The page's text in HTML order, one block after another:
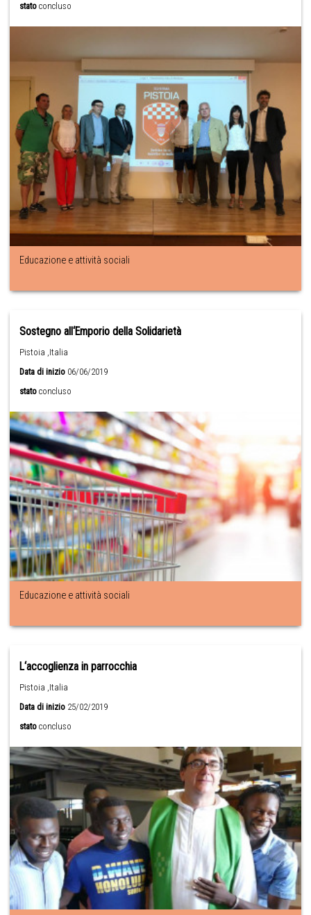
stato concluso
Educazione e attività sociali
Sostegno all‘Emporio della Solidarietà
Pistoia ,Italia
Data di inizio 06/06/2019
stato concluso
Educazione e attività sociali
L‘accoglienza in parrocchia
Pistoia ,Italia
Data di inizio 25/02/2019
stato concluso